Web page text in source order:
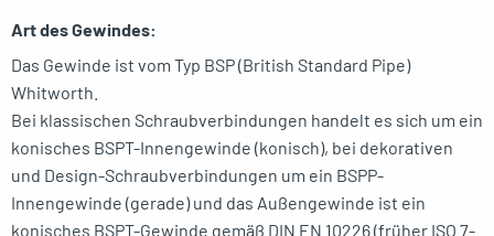
Art des Gewindes:
Das Gewinde ist vom Typ BSP (British Standard Pipe)
Whitworth.
Bei klassischen Schraubverbindungen handelt es sich um ein
konisches BSPT-Innengewinde (konisch), bei dekorativen
und Design-Schraubverbindungen um ein BSPP-
Innengewinde (gerade) und das Außengewinde ist ein
konisches BSPT-Gewinde gemäß DIN EN 10226 (früher ISO 7-